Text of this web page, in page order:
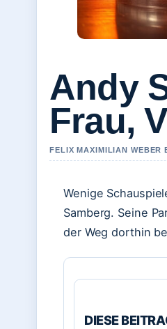
Andy
Frau,
FELIX MAXIMILIAN WEBER
Wenige
Samberg. Seine
der Weg dorthin
DIESE